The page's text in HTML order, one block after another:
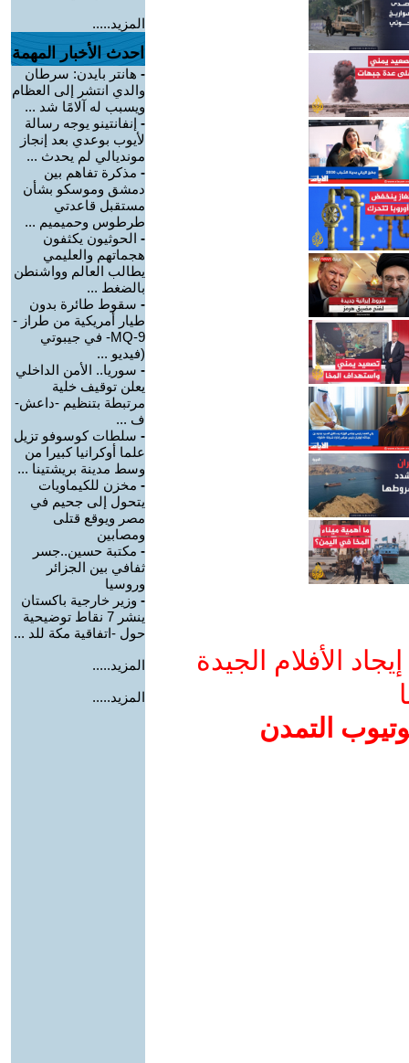
الأفلام الجيدة
التمدن
المزيد.....
احدث الأخبار المهمة
- هانتر بايدن: سرطان
والدي انتشر إلى العظام
ويسبب له آلامًا شد ...
- إنفانتينو يوجه رسالة
لأيوب بوعدي بعد إنجاز
مونديالي لم يحدث ...
- مذكرة تفاهم بين
دمشق وموسكو بشأن
مستقبل قاعدتي
طرطوس وحميميم ...
- الحوثيون يكثفون
هجماتهم والعليمي
يطالب العالم وواشنطن
بالضغط ...
- سقوط طائرة بدون
طيار أمريكية من طراز -
MQ-9- في جيبوتي
(فيديو ...
- سوريا.. الأمن الداخلي
يعلن توقيف خلية
مرتبطة بتنظيم -داعش-
ف ...
- سلطات كوسوفو تزيل
علما أوكرانيا كبيرا من
وسط مدينة بريشتينا ...
- مخزن للكيماويات
يتحول إلى جحيم في
مصر ويوقع قتلى
ومصابين
- مكتبة حسين..جسر
ثفافي بين الجزائر
وروسيا
- وزير خارجية باكستان
ينشر 7 نقاط توضيحية
حول -اتفاقية مكة للد ...
المزيد.....
المزيد.....